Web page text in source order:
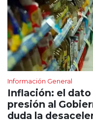
Información General
Inflación: el
presión al
duda la